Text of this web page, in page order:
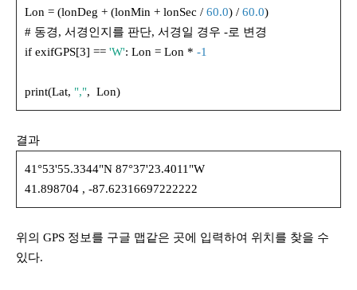
Lon = (lonDeg + (lonMin + lonSec / 60.0) / 60.0)
# 동경, 서경인지를 판단, 서경일 경우 -로 변경
if exifGPS[3] == 'W': Lon = Lon * -1
print(Lat, ",", Lon)
결과
41°53'55.3344"N 87°37'23.4011"W
41.898704 , -87.62316697222222
위의 GPS 정보를 구글 맵같은 곳에 입력하여 위치를 찾을 수
있다.